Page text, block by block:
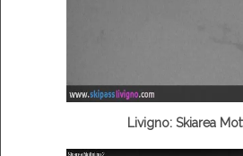
Livigno: Skiarea